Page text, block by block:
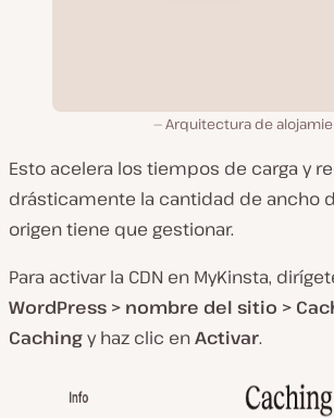
Arquitectura de
Esto acelera los tiempos de carga y
drásticamente la cantidad de ancho
origen tiene que gestionar.
Para activar la CDN en MyKinsta,
WordPress > nombre del sitio >
Cachingy haz clic enActivar.